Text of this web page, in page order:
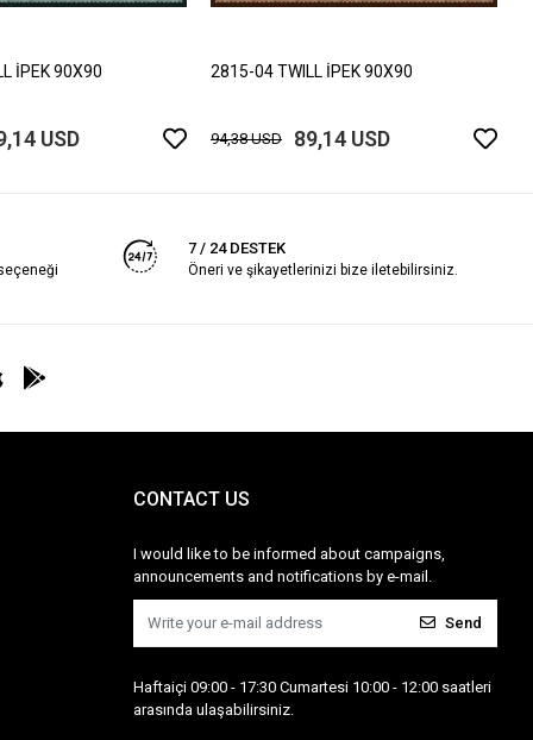
İPEK 90X90
USD
2815-04 TWILL İPEK 90X90
94,38 USD 89,14 USD
7 / 24 DESTEK
Öneri ve şikayetlerinizi bize iletebilirsiniz.
CONTACT US
I would like to be informed about campaigns,
announcements and notifications by e-mail.
Send
Haftaiçi 09:00 - 17:30 Cumartesi 10:00 - 12:00 saatleri
arasında ulaşabilirsiniz.